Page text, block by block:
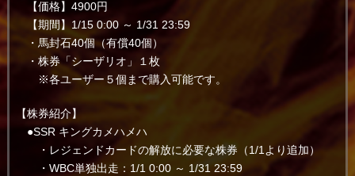
【価格】4900円
【期間】1/15 0:00 ～ 1/31 23:59
・馬封石40個（有償40個）
・株券「シーザリオ」１枚
※各ユーザー５個まで購入可能です。
【株券紹介】
●SSR キングカメハメハ
・レジェンドカードの解放に必要な株券（1/1より追加）
・WBC単独出走：1/1 0:00 ～ 1/31 23:59